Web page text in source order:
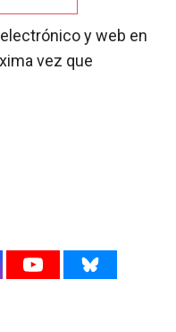
y web en
vez que